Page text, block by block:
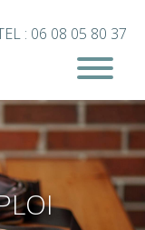
: 06 08 05 80 37